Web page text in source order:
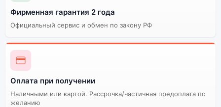
Фирменная гарантия 2 года
Официальный сервис и обмен по закону РФ
Оплата при получении
Наличными или картой. Рассрочка/частичная предоплата по
желанию